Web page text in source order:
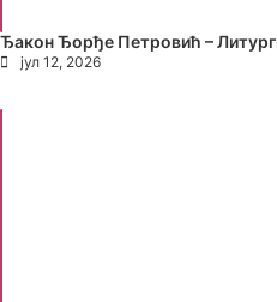
Ђакон Ђорђе Петровић –
јул 12, 2026